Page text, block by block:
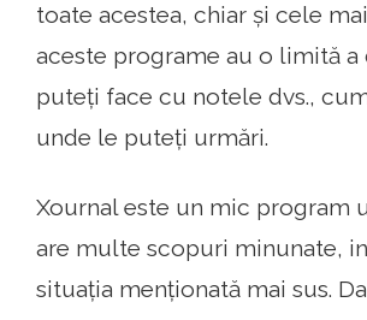
toate acestea, chiar și cele
aceste programe au o limită a
puteți face cu notele dvs.,
unde le puteți urmări.
Xournal este un mic program
are multe scopuri minunate,
situația menționată mai sus.